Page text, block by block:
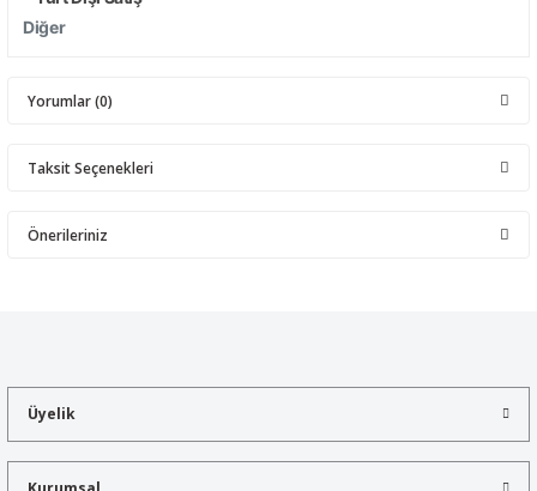
Diğer
Yorumlar (0)
Taksit Seçenekleri
Önerileriniz
Ürün açıklamasında eksik bilgiler bulunuyor.
Üyelik